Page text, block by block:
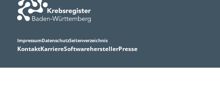
KontaktKarriereSoftwareherstellerPresse
ImpressumDatenschutzSeitenverzeichnis